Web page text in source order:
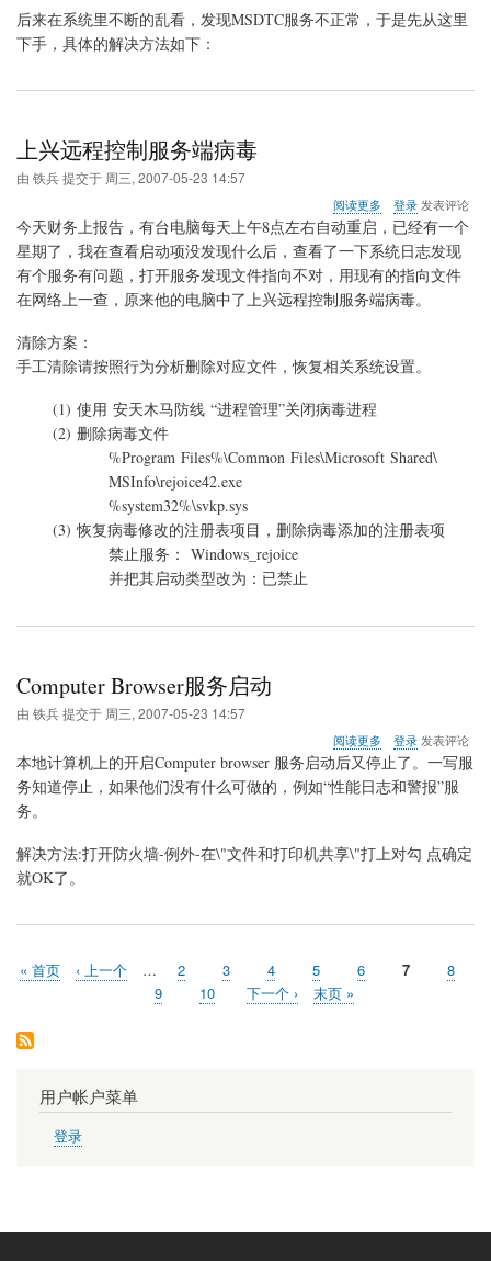
序
交
后来在系统里不断的乱看，发现MSDTC服务不正常，于是先从这里
下手，具体的解决方法如下：
上兴远程控制服务端病毒
由 铁兵提交于 周三, 2007-05-23 14:57
阅读更多
上
兴
远
程
务
登录发表评论
今天财务上报告，有台电脑每天上午8点左右自动重启，已经有一个
星期了，我在查看启动项没发现什么后，查看了一下系统日志发现
有个服务有问题，打开服务发现文件指向不对，用现有的指向文件
在网络上一查，原来他的电脑中了上兴远程控制服务端病毒。
清除方案：
手工清除请按照行为分析删除对应文件，恢复相关系统设置。
(1) 使用 安天木马防线 “进程管理”关闭病毒进程
(2) 删除病毒文件
%Program Files%\Common Files\Microsoft Shared\
MSInfo\rejoice42.exe
%system32%\svkp.sys
(3) 恢复病毒修改的注册表项目，删除病毒添加的注册表项
禁止服务： Windows_rejoice
并把其启动类型改为：已禁止
Computer Browser服务启动
由 铁兵提交于 周三, 2007-05-23 14:57
阅读更多
于
Computer
Browser
启
登录发表评论
本地计算机上的开启Computer browser 服务启动后又停止了。一写服
务知道停止，如果他们没有什么可做的，例如“性能日志和警报”服
务。
解决方法:打开防火墙-例外-在\"文件和打印机共享\"打上对勾 点确定
就OK了。
分
首
« 首页
前
‹ 上一个 …
页
2
页
3
页
面
4
页
面
5
页
6
当
7
页
8
页
9
页
10
下
下一个 ›
末
末页 »
用户帐户菜单
登录